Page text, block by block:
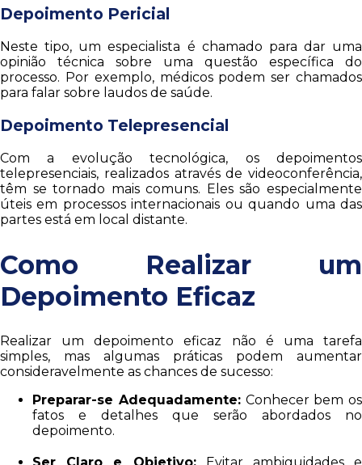
Depoimento Pericial
Neste tipo, um especialista é chamado para dar uma
opinião técnica sobre uma questão específica do
processo. Por exemplo, médicos podem ser chamados
para falar sobre laudos de saúde.
Depoimento Telepresencial
Com a evolução tecnológica, os depoimentos
telepresenciais, realizados através de videoconferência,
têm se tornado mais comuns. Eles são especialmente
úteis em processos internacionais ou quando uma das
partes está em local distante.
Como Realizar um
Depoimento Eficaz
Realizar um depoimento eficaz não é uma tarefa
simples, mas algumas práticas podem aumentar
consideravelmente as chances de sucesso:
Preparar-se Adequadamente:Conhecer bem os
fatos e detalhes que serão abordados no
depoimento.
Ser Claro e Objetivo:Evitar ambiguidades e